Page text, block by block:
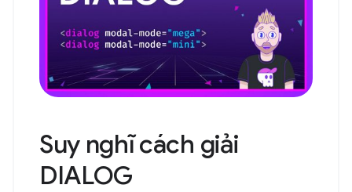
Suy nghĩ cách giải
DIALOG